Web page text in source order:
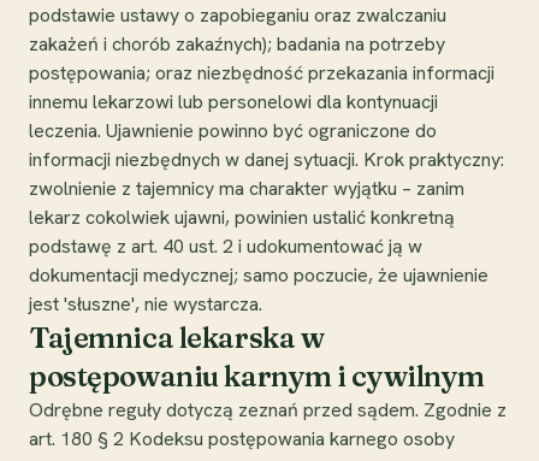
podstawie ustawy o zapobieganiu oraz zwalczaniu
zakażeń i chorób zakaźnych); badania na potrzeby
postępowania; oraz niezbędność przekazania informacji
innemu lekarzowi lub personelowi dla kontynuacji
leczenia. Ujawnienie powinno być ograniczone do
informacji niezbędnych w danej sytuacji. Krok praktyczny:
zwolnienie z tajemnicy ma charakter wyjątku – zanim
lekarz cokolwiek ujawni, powinien ustalić konkretną
podstawę z art. 40 ust. 2 i udokumentować ją w
dokumentacji medycznej; samo poczucie, że ujawnienie
jest 'słuszne', nie wystarcza.
Tajemnica lekarska w
postępowaniu karnym i cywilnym
Odrębne reguły dotyczą zeznań przed sądem. Zgodnie z
art. 180 § 2 Kodeksu postępowania karnego osoby